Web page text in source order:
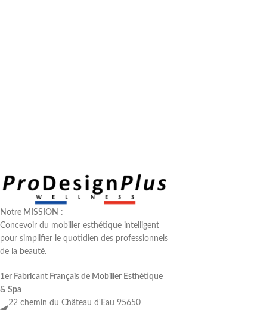
Notre MISSION :
Concevoir du mobilier esthétique intelligent
pour simplifier le quotidien des professionnels
de la beauté.
1er Fabricant Français de Mobilier Esthétique
& Spa
22 chemin du Château d'Eau 95650